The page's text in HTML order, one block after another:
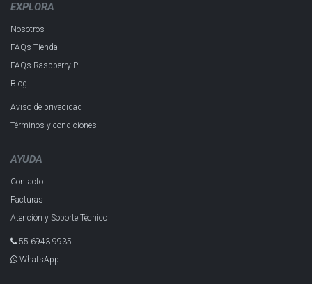
EXPLORA
Nosotros
FAQs Tienda
FAQs Raspberry Pi
Blog
Aviso de privacidad
Términos y condiciones
AYUDA
Contacto
Facturas
Atención y Soporte Técnico
55 6943 993​5
WhatsApp